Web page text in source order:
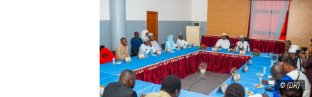
© (DR)